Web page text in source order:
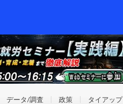
データ/調査 政策 タイアップ